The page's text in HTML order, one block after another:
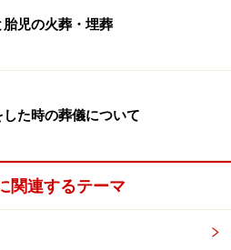
を剃ります。最後はシャワー
希望の衣服に着替えます。髪
て仕上げます。化粧やマニキ
ます。
す。
児の火葬・埋葬
た時の葬儀について
関連するテーマ